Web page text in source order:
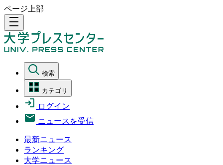
ページ上部
density_medium
検索
カテゴリ
ログイン
ニュースを受信
最新ニュース
ランキング
大学ニュース